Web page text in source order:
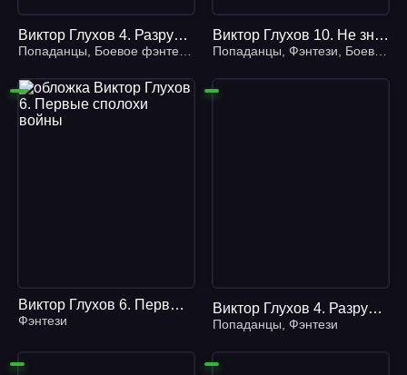
Виктор Глухов 4. Разрушитель божественных замыслов - Владимир Сухинин
Попаданцы Боевое фэнтези Героическое фэнтези
Виктор Глухов 10. Не зная отдыха и сна - Владимир Сухинин
Попаданцы Фэнтези Боевое фэнтези
Виктор Глухов 6. Первые сполохи войны - Владимир Сухинин
Фэнтези
Виктор Глухов 4. Разрушитель божественных замыслов
Попаданцы Фэнтези